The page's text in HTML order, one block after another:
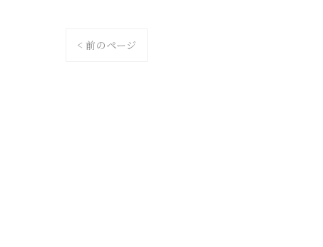
< 前のページ